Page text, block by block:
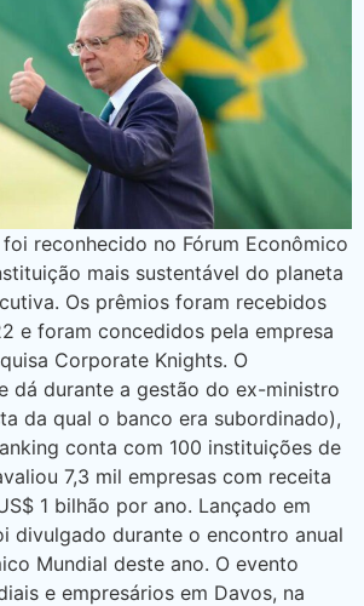
reconhecido no Fórum Econômico
mais sustentável do planeta
Os prêmios foram recebidos
e foram concedidos pela empresa
Corporate Knights. O
dá durante a gestão do ex-ministro
da qual o banco era subordinado),
conta com 100 instituições de
7,3 mil empresas com receita
1 bilhão por ano. Lançado em
divulgado durante o encontro anual
Mundial deste ano. O evento
e empresários em Davos, na